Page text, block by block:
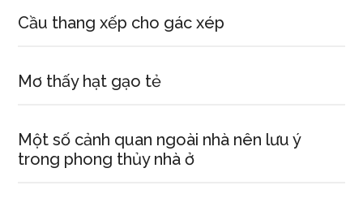
Cầu thang xếp cho gác xép
Mơ thấy hạt gạo tẻ
Một số cảnh quan ngoài nhà nên lưu ý
trong phong thủy nhà ở